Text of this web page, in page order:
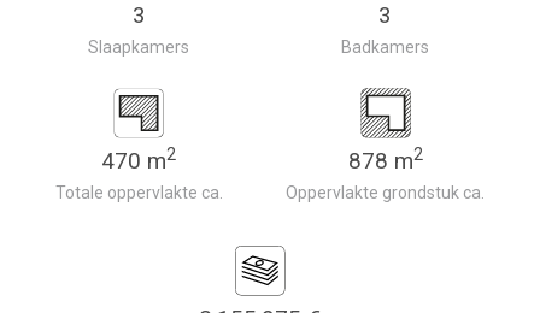
3
Slaapkamers
3
Badkamers
470 m2
Totale oppervlakte ca.
878 m2
Oppervlakte grondstuk ca.